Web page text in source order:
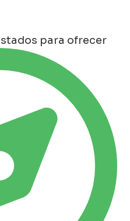
para ofrecer